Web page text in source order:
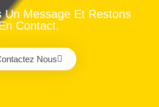
Un Message Et Restons
Contact.
Nous